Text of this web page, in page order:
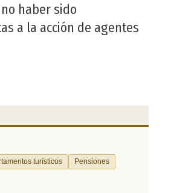
haber sido
a la acción de agentes